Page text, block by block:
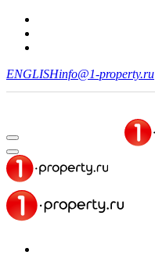
ENGLISHinfo@1-property.ru